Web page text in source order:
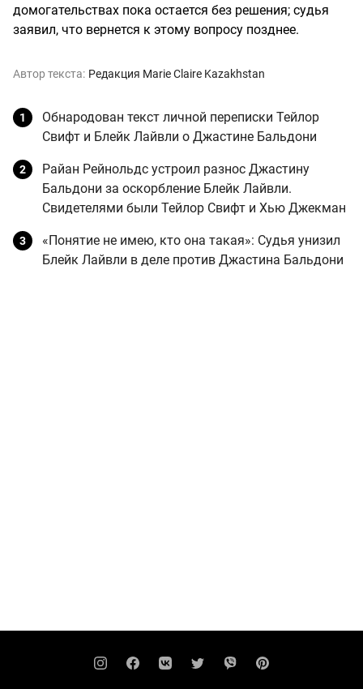
домогательствах пока остается без решения; судья
заявил, что вернется к этому вопросу позднее.
Автор текста: Редакция Marie Claire Kazakhstan
Обнародован текст личной переписки Тейлор
Свифт и Блейк Лайвли о Джастине Бальдони
Райан Рейнольдс устроил разнос Джастину
Бальдони за оскорбление Блейк Лайвли.
Свидетелями были Тейлор Свифт и Хью Джекман
«Понятие не имею, кто она такая»: Судья унизил
Блейк Лайвли в деле против Джастина Бальдони